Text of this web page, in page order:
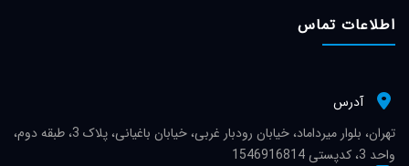
اطلاعات تماس
آدرس
تهران، بلوار میرداماد، خیابان رودبار غربی، خیابان باغیانی، پلاک 3، طبقه دوم،
واحد 3، کدپستی 1546916814